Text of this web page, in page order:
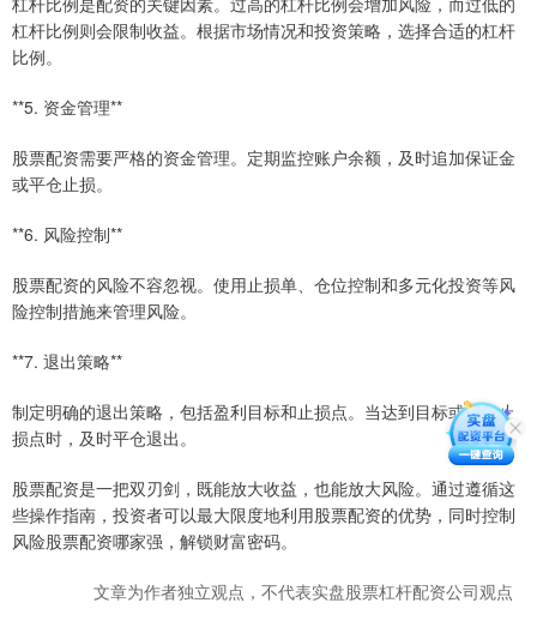
杠杆比例则会限制收益。根据市场情况和投资策略，选择合适的杠杆
比例。
**5. 资金管理**
股票配资需要严格的资金管理。定期监控账户余额，及时追加保证金
或平仓止损。
**6. 风险控制**
股票配资的风险不容忽视。使用止损单、仓位控制和多元化投资等风
险控制措施来管理风险。
**7. 退出策略**
制定明确的退出策略，包括盈利目标和止损点。当达到目标或触发止
损点时，及时平仓退出。
股票配资是一把双刃剑，既能放大收益，也能放大风险。通过遵循这
些操作指南，投资者可以最大限度地利用股票配资的优势，同时控制
风险股票配资哪家强，解锁财富密码。
文章为作者独立观点，不代表实盘股票杠杆配资公司观点